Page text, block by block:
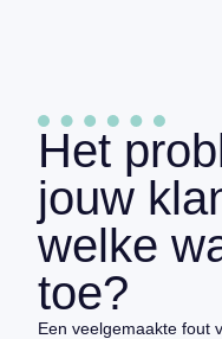
Het
jouw
welke
toe?
Een veelgemaakte fout